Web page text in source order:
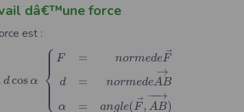
dâ€™une force
est :
dcosα
⎧
⎩
⎨
⎪
⎪
⎪
⎪⎪⎪
F
d
α
=
=
=
normedeF
normedeAB
→
angle(F , AB
−→
−
)